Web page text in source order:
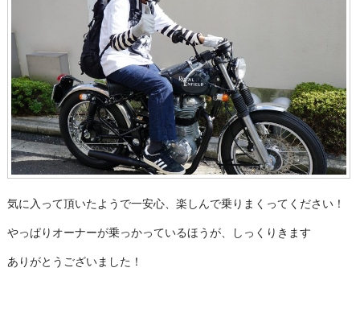
気に入って頂いたようで一安心、楽しんで乗りまくってください！
やっぱりオーナーが乗っかっているほうが、しっくりきます
ありがとうございました！